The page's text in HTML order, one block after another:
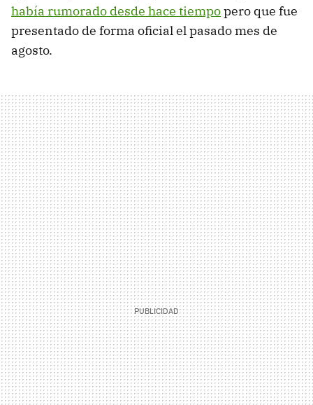
había rumorado desde hace tiempopero que fue
presentado de forma oficial el pasado mes de
agosto.